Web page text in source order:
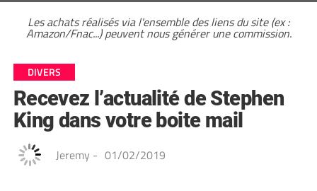
Les achats réalisés via l'ensemble des liens du site (ex :
Amazon/Fnac...) peuvent nous générer une commission.
DIVERS
Recevez l’actualité de Stephen
King dans votre boite mail
Jeremy - 01/02/2019